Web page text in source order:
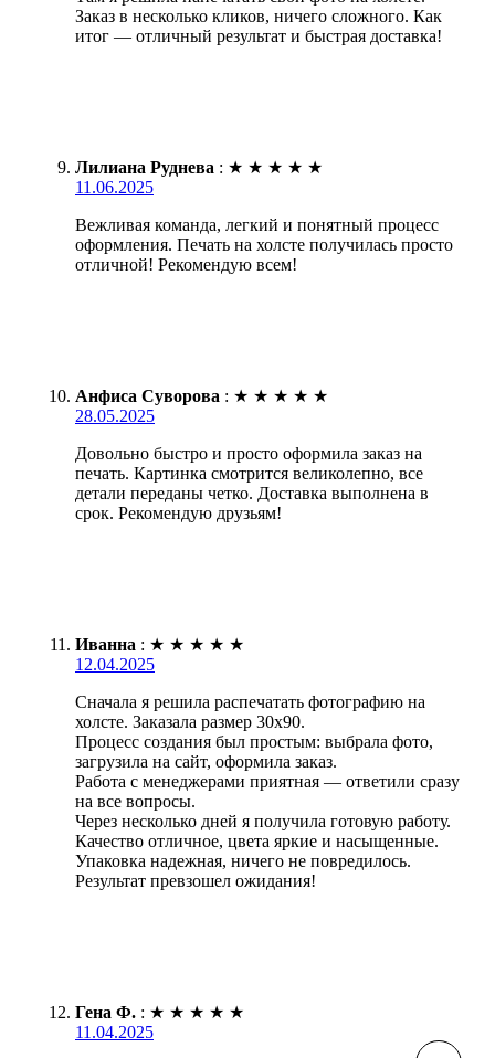
Заказ в несколько кликов, ничего сложного. Как
итог — отличный результат и быстрая доставка!
Лилиана Руднева : ★ ★ ★ ★ ★
11.06.2025
Вежливая команда, легкий и понятный процесс
оформления. Печать на холсте получилась просто
отличной! Рекомендую всем!
Анфиса Суворова : ★ ★ ★ ★ ★
28.05.2025
Довольно быстро и просто оформила заказ на
печать. Картинка смотрится великолепно, все
детали переданы четко. Доставка выполнена в
срок. Рекомендую друзьям!
Иванна : ★ ★ ★ ★ ★
12.04.2025
Сначала я решила распечатать фотографию на
холсте. Заказала размер 30х90.
Процесс создания был простым: выбрала фото,
загрузила на сайт, оформила заказ.
Работа с менеджерами приятная — ответили сразу
на все вопросы.
Через несколько дней я получила готовую работу.
Качество отличное, цвета яркие и насыщенные.
Упаковка надежная, ничего не повредилось.
Результат превзошел ожидания!
Гена Ф. : ★ ★ ★ ★ ★
11.04.2025